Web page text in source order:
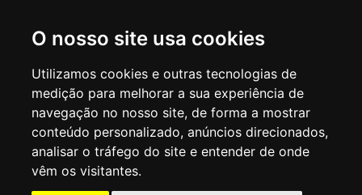
O nosso site usa cookies
Utilizamos cookies e outras tecnologias de
medição para melhorar a sua experiência de
navegação no nosso site, de forma a mostrar
conteúdo personalizado, anúncios direcionados,
analisar o tráfego do site e entender de onde
vêm os visitantes.
SECRETARIA DE EDUCAÇÃO
Rua Claudino Barbosa, 313 - Macedo - Guarulhos/SP CEP 07113-040
Central de Atendimento: *55 11 2475-7300